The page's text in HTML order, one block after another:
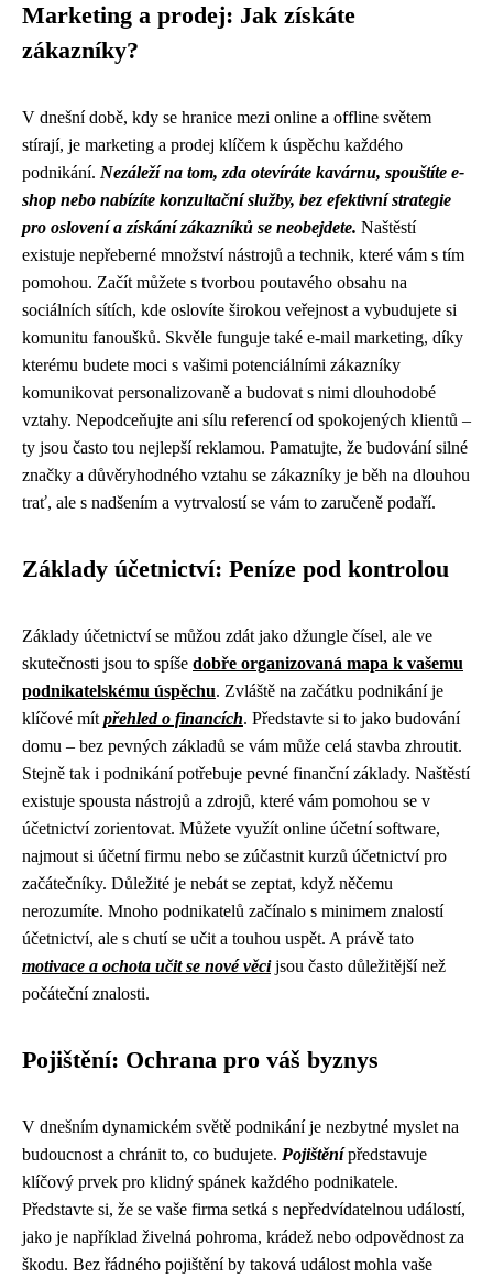
Marketing a prodej: Jak získáte
zákazníky?
V dnešní době, kdy se hranice mezi online a offline světem
stírají, je marketing a prodej klíčem k úspěchu každého
podnikání. Nezáleží na tom, zda otevíráte kavárnu, spouštíte e-
shop nebo nabízíte konzultační služby, bez efektivní strategie
pro oslovení a získání zákazníků se neobejdete. Naštěstí
existuje nepřeberné množství nástrojů a technik, které vám s tím
pomohou. Začít můžete s tvorbou poutavého obsahu na
sociálních sítích, kde oslovíte širokou veřejnost a vybudujete si
komunitu fanoušků. Skvěle funguje také e-mail marketing, díky
kterému budete moci s vašimi potenciálními zákazníky
komunikovat personalizovaně a budovat s nimi dlouhodobé
vztahy. Nepodceňujte ani sílu referencí od spokojených klientů –
ty jsou často tou nejlepší reklamou. Pamatujte, že budování silné
značky a důvěryhodného vztahu se zákazníky je běh na dlouhou
trať, ale s nadšením a vytrvalostí se vám to zaručeně podaří.
Základy účetnictví: Peníze pod kontrolou
Základy účetnictví se můžou zdát jako džungle čísel, ale ve
skutečnosti jsou to spíše dobře organizovaná mapa k vašemu
podnikatelskému úspěchu. Zvláště na začátku podnikání je
klíčové mít přehled o financích. Představte si to jako budování
domu – bez pevných základů se vám může celá stavba zhroutit.
Stejně tak i podnikání potřebuje pevné finanční základy. Naštěstí
existuje spousta nástrojů a zdrojů, které vám pomohou se v
účetnictví zorientovat. Můžete využít online účetní software,
najmout si účetní firmu nebo se zúčastnit kurzů účetnictví pro
začátečníky. Důležité je nebát se zeptat, když něčemu
nerozumíte. Mnoho podnikatelů začínalo s minimem znalostí
účetnictví, ale s chutí se učit a touhou uspět. A právě tato
motivace a ochota učit se nové věcijsou často důležitější než
počáteční znalosti.
Pojištění: Ochrana pro váš byznys
V dnešním dynamickém světě podnikání je nezbytné myslet na
budoucnost a chránit to, co budujete. Pojištěnípředstavuje
klíčový prvek pro klidný spánek každého podnikatele.
Představte si, že se vaše firma setká s nepředvídatelnou událostí,
jako je například živelná pohroma, krádež nebo odpovědnost za
škodu. Bez řádného pojištění by taková událost mohla vaše